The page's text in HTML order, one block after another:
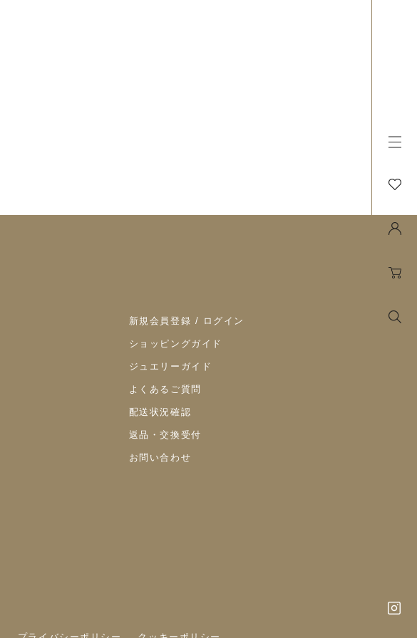
新規会員登録 / ログイン
ショッピングガイド
ジュエリーガイド
よくあるご質問
配送状況確認
返品・交換受付
お問い合わせ